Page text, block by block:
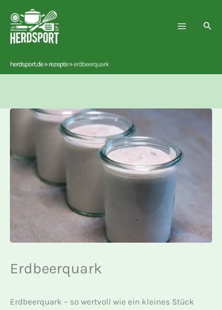
Inhalt
springen
herdsport.de»rezepte»erdbeerquark
Erdbeerquark
Erdbeerquark – so wertvoll wie ein kleines Stück